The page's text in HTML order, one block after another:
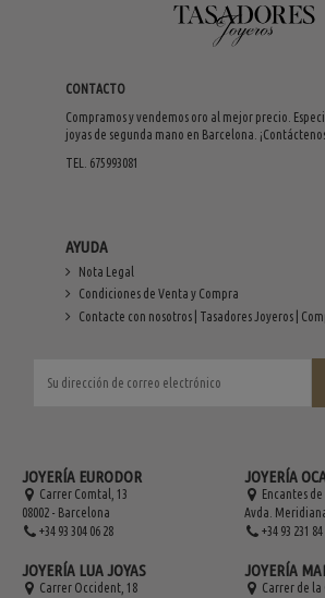
CONTACTO
Compramos y vendemos oro al mejor precio.
joyas de segunda mano en Barcelona.
TEL. 675993081
AYUDA
Nota Legal
Condiciones de Venta y Compra
Contacte con nosotros | Tasadores Joyeros |
JOYERÍA EURODOR
Carrer Comtal, 13
08002 - Barcelona
+34 93 304 06 28
JOYERÍA LUA JOYAS
Carrer Occident, 18
JOYERÍA
Encantes
Avda.
+34 93 231 84
JOYERÍA
Carrer de la